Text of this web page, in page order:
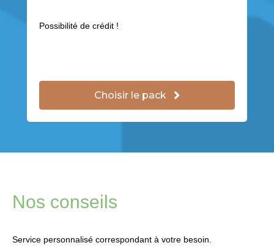
Possibilité de crédit !
Choisir le pack
Nos conseils
Service personnalisé correspondant à votre besoin.